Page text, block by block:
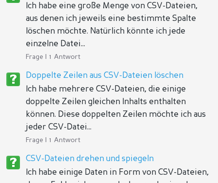
Ich habe eine große Menge von CSV-Dateien,
aus denen ich jeweils eine bestimmte Spalte
löschen möchte. Natürlich könnte ich jede
einzelne Datei...
Frage | 1 Antwort
Doppelte Zeilen aus CSV-Dateien löschen
Ich habe mehrere CSV-Dateien, die einige
doppelte Zeilen gleichen Inhalts enthalten
können. Diese doppelten Zeilen möchte ich aus
jeder CSV-Datei...
Frage | 1 Antwort
CSV-Dateien drehen und spiegeln
Ich habe einige Daten in Form von CSV-Dateien,